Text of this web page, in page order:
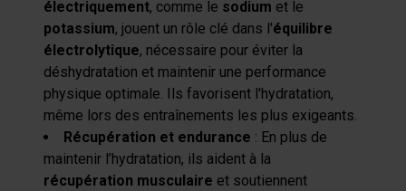
électriquement, comme le sodium et le
potassium, jouent un rôle clé dans l'équilibre
électrolytique, nécessaire pour éviter la
déshydratation et maintenir une performance
physique optimale. Ils favorisent l'hydratation,
même lors des entraînements les plus exigeants.
Récupération et endurance : En plus de
maintenir l’hydratation, ils aident à la
récupération musculaire et soutiennent